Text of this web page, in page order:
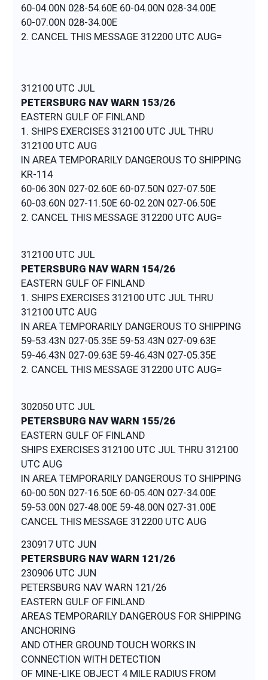
60-04.00N 028-54.60E 60-04.00N 028-34.00E
60-07.00N 028-34.00E
2. CANCEL THIS MESSAGE 312200 UTC AUG=
312100 UTC JUL
PETERSBURG NAV WARN 153/26
EASTERN GULF OF FINLAND
1. SHIPS EXERCISES 312100 UTC JUL THRU
312100 UTC AUG
IN AREA TEMPORARILY DANGEROUS TO SHIPPING
KR-114
60-06.30N 027-02.60E 60-07.50N 027-07.50E
60-03.60N 027-11.50E 60-02.20N 027-06.50E
2. CANCEL THIS MESSAGE 312200 UTC AUG=
312100 UTC JUL
PETERSBURG NAV WARN 154/26
EASTERN GULF OF FINLAND
1. SHIPS EXERCISES 312100 UTC JUL THRU
312100 UTC AUG
IN AREA TEMPORARILY DANGEROUS TO SHIPPING
59-53.43N 027-05.35E 59-53.43N 027-09.63E
59-46.43N 027-09.63E 59-46.43N 027-05.35E
2. CANCEL THIS MESSAGE 312200 UTC AUG=
302050 UTC JUL
PETERSBURG NAV WARN 155/26
EASTERN GULF OF FINLAND
SHIPS EXERCISES 312100 UTC JUL THRU 312100
UTC AUG
IN AREA TEMPORARILY DANGEROUS TO SHIPPING
60-00.50N 027-16.50E 60-05.40N 027-34.00E
59-53.00N 027-48.00E 59-48.00N 027-31.00E
230917 UTC JUN
PETERSBURG NAV WARN 121/26
230906 UTC JUN
PETERSBURG NAV WARN 121/26
EASTERN GULF OF FINLAND
AREAS TEMPORARILY DANGEROUS FOR SHIPPING
ANCHORING
AND OTHER GROUND TOUCH WORKS IN
CONNECTION WITH DETECTION
OF MINE-LIKE OBJECT 4 MILE RADIUS FROM